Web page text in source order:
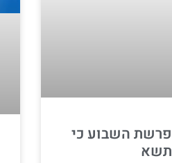
פרשת השבוע כי
תשא